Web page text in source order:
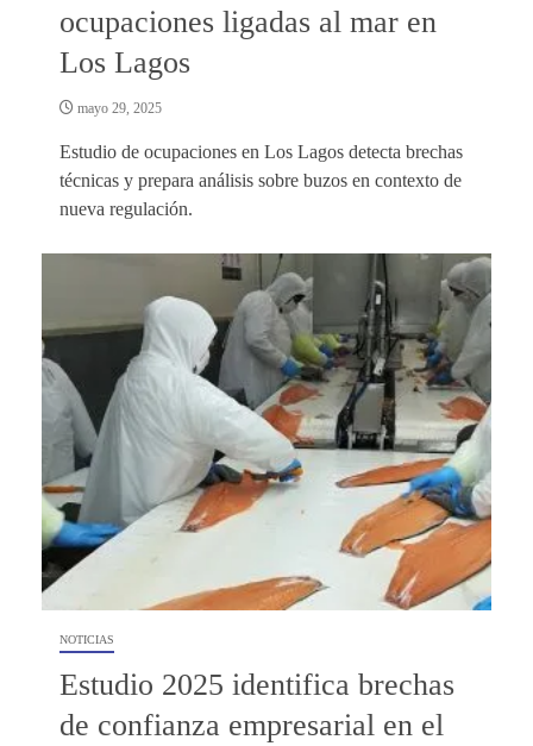
ocupaciones ligadas al mar en
Los Lagos
mayo 29, 2025
Estudio de ocupaciones en Los Lagos detecta brechas
técnicas y prepara análisis sobre buzos en contexto de
nueva regulación.
NOTICIAS
Estudio 2025 identifica brechas
de confianza empresarial en el